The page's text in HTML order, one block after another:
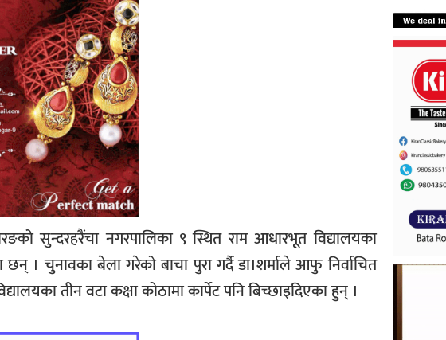
सुन्दरहरैंचा नगरपालिका ९ स्थित राम आधारभूत विद्यालयका
छन् । चुनावका बेला गरेको बाचा पुरा गर्दै डा।शर्माले आफु निर्वाचित
तीन वटा कक्षा कोठामा कार्पेट पनि बिच्छाइदिएका हुन् ।